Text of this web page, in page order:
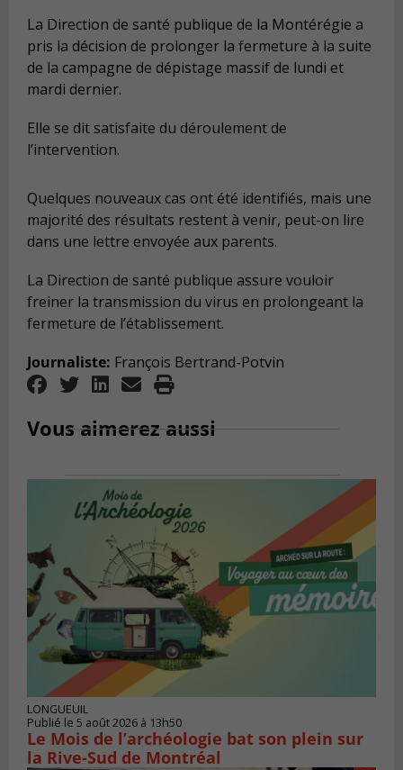
La Direction de santé publique de la Montérégie a
pris la décision de prolonger la fermeture à la suite
de la campagne de dépistage massif de lundi et
mardi dernier.
Elle se dit satisfaite du déroulement de
l’intervention.
Quelques nouveaux cas ont été identifiés, mais une
majorité des résultats restent à venir, peut-on lire
dans une lettre envoyée aux parents.
La Direction de santé publique assure vouloir
freiner la transmission du virus en prolongeant la
fermeture de l’établissement.
Journaliste: François Bertrand-Potvin
Vous aimerez aussi
LONGUEUIL
Publié le 5 août 2026 à 13h50
Le Mois de l’archéologie bat son plein sur
la Rive-Sud de Montréal